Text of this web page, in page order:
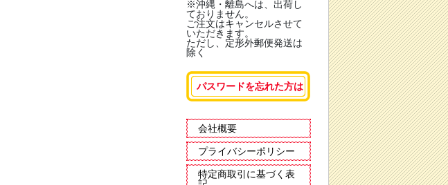
※沖縄・離島へは、出荷し
ておりません。
ご注文はキャンセルさせて
いただきます。
ただし、定形外郵便発送は
除く
パスワードを忘れた方は
会社概要
プライバシーポリシー
特定商取引に基づく表